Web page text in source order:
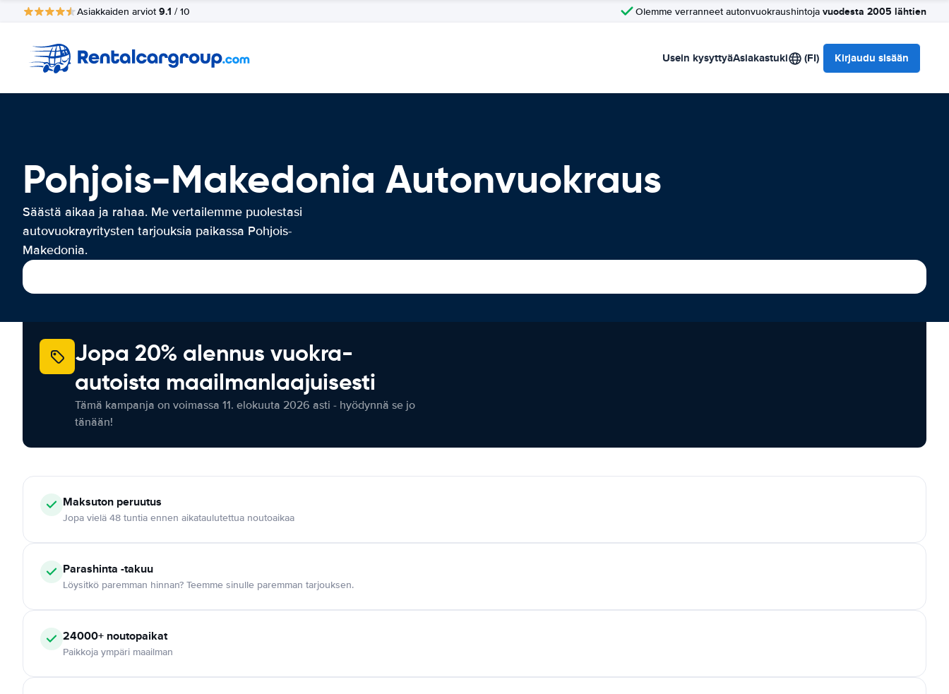
Asiakkaiden arviot 9.1 / 10 Olemme verranneet autonvuokraushintoja vuodesta 2005 lähtien
Usein kysyttyäAsiakastuki (FI) Kirjaudu sisään
Pohjois-Makedonia Autonvuokraus
Säästä aikaa ja rahaa. Me vertailemme puolestasi
autovuokrayritysten tarjouksia paikassa Pohjois-
Makedonia.
Jopa 20% alennus vuokra-
autoista maailmanlaajuisesti
Tämä kampanja on voimassa 11. elokuuta 2026 asti - hyödynnä se jo
tänään!
Maksuton peruutus
Jopa vielä 48 tuntia ennen aikataulutettua noutoaikaa
Parashinta -takuu
Löysitkö paremman hinnan? Teemme sinulle paremman tarjouksen.
24000+ noutopaikat
Paikkoja ympäri maailman